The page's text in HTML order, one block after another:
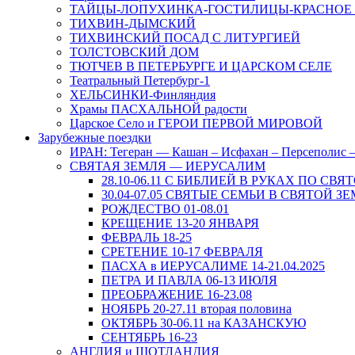
ТАЙЦЫ-ЛОПУХИНКА-ГОСТИЛИЦЫ-КРАСНОЕ
ТИХВИН-ДЫМСКИЙ
ТИХВИНСКИЙ ПОСАД С ЛИТУРГИЕЙ
ТОЛСТОВСКИЙ ДОМ
ТЮТЧЕВ В ПЕТЕРБУРГЕ И ЦАРСКОМ СЕЛЕ
Театральный Петербург-1
ХЕЛЬСИНКИ-Финляндия
Храмы ПАСХАЛЬНОЙ радости
Царское Село и ГЕРОИ ПЕРВОЙ МИРОВОЙ
Зарубежные поездки
ИРАН: Тегеран — Кашан – Исфахан –
СВЯТАЯ ЗЕМЛЯ — ИЕРУСАЛИМ
28.10-06.11 С БИБЛИЕЙ В РУКАХ ПО
30.04-07.05 СВЯТЫЕ СЕМЬИ В СВЯТОЙ
РОЖДЕСТВО 01-08.01
КРЕЩЕНИЕ 13-20 ЯНВАРЯ
ФЕВРАЛЬ 18-25
СРЕТЕНИЕ 10-17 ФЕВРАЛЯ
ПАСХА в ИЕРУСАЛИМЕ 14-21.04.2025
ПЕТРА И ПАВЛА 06-13 ИЮЛЯ
ПРЕОБРАЖЕНИЕ 16-23.08
НОЯБРЬ 20-27.11 вторая половина
ОКТЯБРЬ 30-06.11 на КАЗАНСКУЮ
СЕНТЯБРЬ 16-23
АНГЛИЯ и ШОТЛАНДИЯ